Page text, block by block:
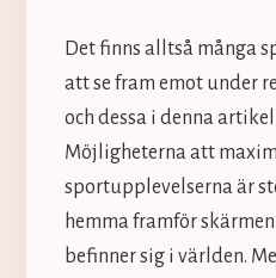
Det finns alltså många
att se fram emot under
och dessa i denna
Möjligheterna att
sportupplevelserna är
hemma framför
befinner sig i världen.